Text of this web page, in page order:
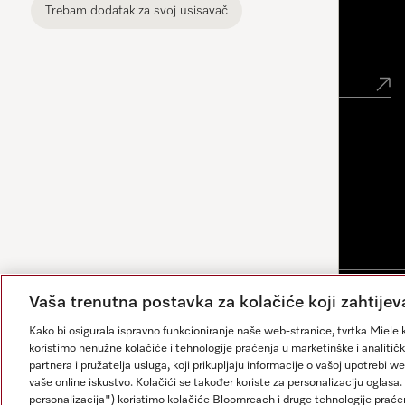
Trebam dodatak za svoj usisavač
Odgovore generira umjetna inteligencija. Naš asistent
Impresum Opći uvjeti Zaštita podataka Uvjeti
Vaša trenutna postavka za kolačiće koji
Kako bi osigurala ispravno funkcioniranje naše web-stranice, tvrtka
koristimo nenužne kolačiće i tehnologije praćenja u marketinške i
partnera i pružatelja usluga, koji prikupljaju informacije o vašoj upotrebi
vaše online iskustvo. Kolačići se također koriste za personalizaciju
personalizacija") koristimo kolačiće Bloomreach i druge tehnologije